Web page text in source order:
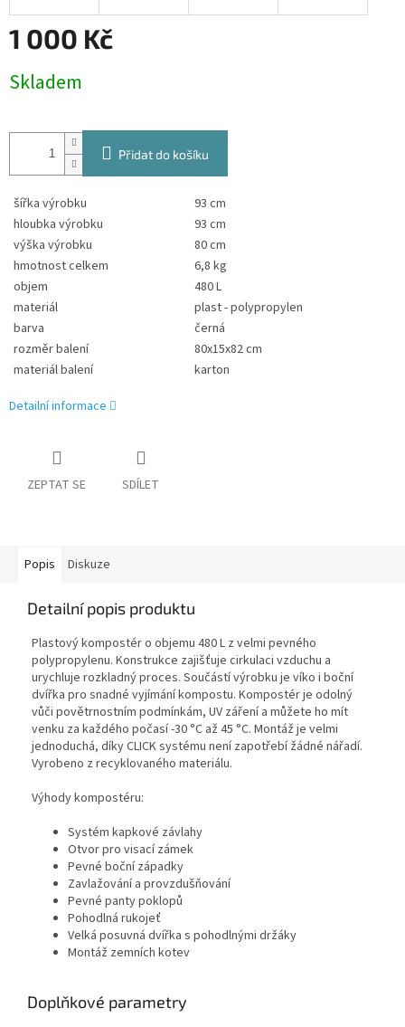
1 000 Kč
cena:
Skladem
Přidat do košíku
šířka výrobku
93 cm
hloubka výrobku
93 cm
výška výrobku
80 cm
hmotnost celkem
6,8 kg
objem
480 L
materiál
plast - polypropylen
barva
černá
rozměr balení
80x15x82 cm
materiál balení
karton
Detailní informace
ZEPTAT SE SDÍLET
Popis Diskuze
Detailní popis produktu
Plastový kompostér o objemu 480 L z velmi pevného
polypropylenu. Konstrukce zajišťuje cirkulaci vzduchu a
urychluje rozkladný proces. Součástí výrobku je víko i boční
dvířka pro snadné vyjímání kompostu. Kompostér je odolný
vůči povětrnostním podmínkám, UV záření a můžete ho mít
venku za každého počasí -30 °C až 45 °C. Montáž je velmi
jednoduchá, díky CLICK systému není zapotřebí žádné nářadí.
Vyrobeno z recyklovaného materiálu.
Výhody kompostéru:
Systém kapkové závlahy
Otvor pro visací zámek
Pevné boční západky
Zavlažování a provzdušňování
Pevné panty poklopů
Pohodlná rukojeť
Velká posuvná dvířka s pohodlnými držáky
Montáž zemních kotev
Doplňkové parametry